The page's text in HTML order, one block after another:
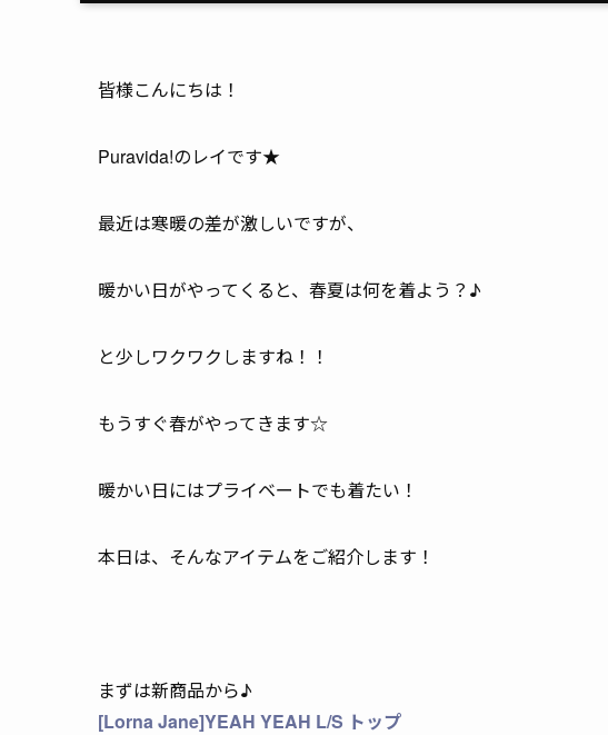
皆様こんにちは！
Puravida!のレイです★
最近は寒暖の差が激しいですが、
暖かい日がやってくると、春夏は何を着よう？♪
と少しワクワクしますね！！
もうすぐ春がやってきます☆
暖かい日にはプライベートでも着たい！
本日は、そんなアイテムをご紹介します！
まずは新商品から♪
[Lorna Jane]YEAH YEAH L/S トップ